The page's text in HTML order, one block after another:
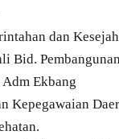
dan
Bid.
Ekbang
Kepegawaian